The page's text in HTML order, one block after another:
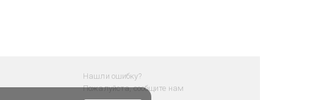
Нашли ошибку?
Пожалуйста, сообщите нам